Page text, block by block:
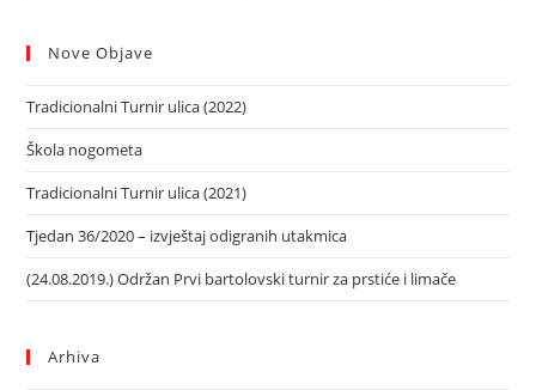
Nove Objave
Tradicionalni Turnir ulica (2022)
Škola nogometa
Tradicionalni Turnir ulica (2021)
Tjedan 36/2020 – izvještaj odigranih utakmica
(24.08.2019.) Održan Prvi bartolovski turnir za prstiće i limače
Arhiva